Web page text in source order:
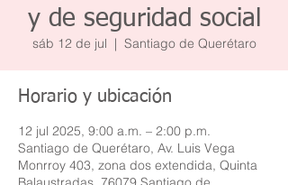
y de seguridad social
sáb 12 de jul
  |
Santiago de Querétaro
Horario y ubicación
12 jul 2025, 9:00 a.m. – 2:00 p.m.
Santiago de Querétaro, Av. Luis Vega
Monrroy 403, zona dos extendida, Quinta